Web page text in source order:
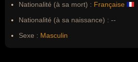
Nationalité (à sa mort) : Française
Nationalité (à sa naissance) : --
Sexe : Masculin